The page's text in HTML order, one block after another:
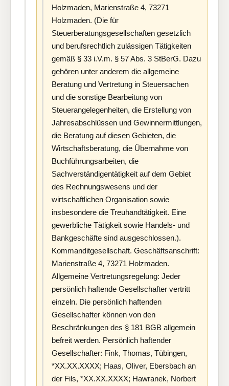
Holzmaden, Marienstraße 4, 73271
Holzmaden. (Die für
Steuerberatungsgesellschaften gesetzlich
und berufsrechtlich zulässigen Tätigkeiten
gemäß § 33 i.V.m. § 57 Abs. 3 StBerG. Dazu
gehören unter anderem die allgemeine
Beratung und Vertretung in Steuersachen
und die sonstige Bearbeitung von
Steuerangelegenheiten, die Erstellung von
Jahresabschlüssen und Gewinnermittlungen,
die Beratung auf diesen Gebieten, die
Wirtschaftsberatung, die Übernahme von
Buchführungsarbeiten, die
Sachverständigentätigkeit auf dem Gebiet
des Rechnungswesens und der
wirtschaftlichen Organisation sowie
insbesondere die Treuhandtätigkeit. Eine
gewerbliche Tätigkeit sowie Handels- und
Bankgeschäfte sind ausgeschlossen.).
Kommanditgesellschaft. Geschäftsanschrift:
Marienstraße 4, 73271 Holzmaden.
Allgemeine Vertretungsregelung: Jeder
persönlich haftende Gesellschafter vertritt
einzeln. Die persönlich haftenden
Gesellschafter können von den
Beschränkungen des § 181 BGB allgemein
befreit werden. Persönlich haftender
Gesellschafter: Fink, Thomas, Tübingen,
*XX.XX.XXXX; Haas, Oliver, Ebersbach an
der Fils, *XX.XX.XXXX; Hawranek, Norbert